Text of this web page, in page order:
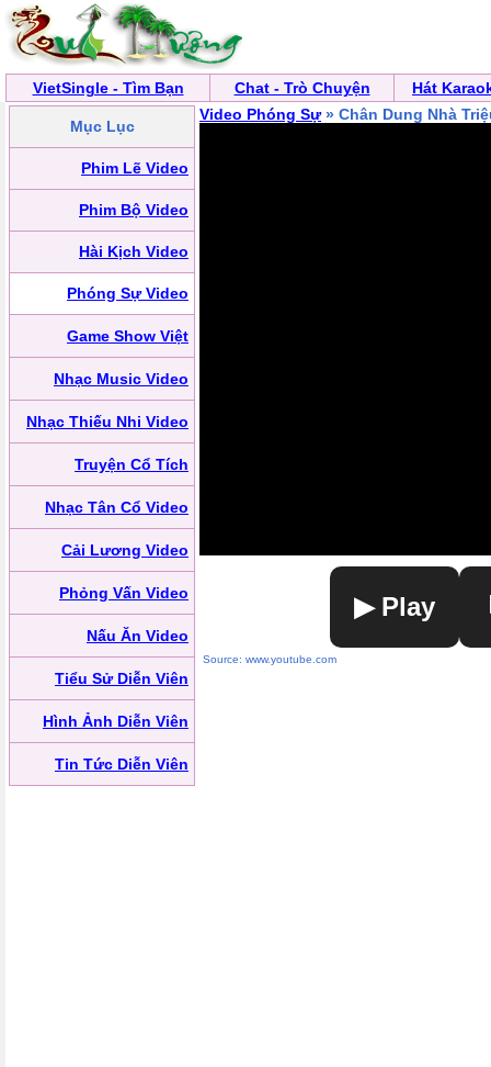
VietSingle - Tìm Bạn Chat - Trò Chuyện Hát
Mục Lục
Phim Lẽ Video
Phim Bộ Video
Hài Kịch Video
Phóng Sự Video
Game Show Việt
Nhạc Music Video
Nhạc Thiếu Nhi Video
Truyện Cổ Tích
Nhạc Tân Cổ Video
Cải Lương Video
Phỏng Vấn Video
Nấu Ăn Video
Tiểu Sử Diễn Viên
Hình Ảnh Diễn Viên
Tin Tức Diễn Viên
Video Phóng Sự» Chân Dung Nhà
▶ Play
Source: www.youtube.com